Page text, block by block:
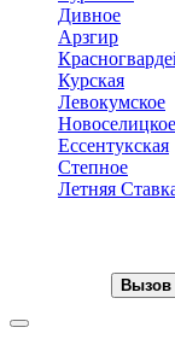
Дивное
Арзгир
Курская
Левокумское
Новоселицкое
Ессентукская
Степное
Летняя
Вызов
Toggle